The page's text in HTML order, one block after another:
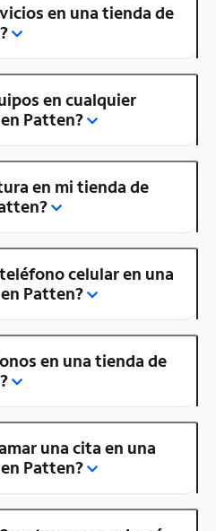
en una tienda de
en cualquier
Patten?
en mi tienda de
celular en una
Patten?
en una tienda de
una cita en una
Patten?